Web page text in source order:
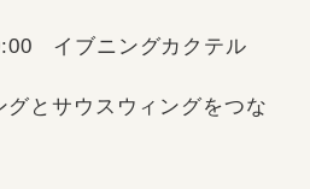
イブニングカクテル
とサウスウィングをつな